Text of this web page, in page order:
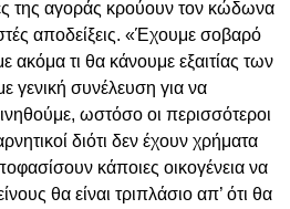
της αγοράς κρούουν τον κώδωνα
αποδείξεις. «Έχουμε σοβαρό
ακόμα τι θα κάνουμε εξαιτίας των
γενική συνέλευση για να
ωστόσο οι περισσότεροι
διότι δεν έχουν χρήματα
κάποιες οικογένεια να
θα είναι τριπλάσιο απ’ ότι θα